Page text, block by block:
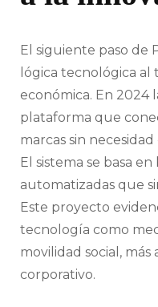
El siguiente paso de
lógica tecnológica
económica. En 2024
plataforma que
marcas sin
El sistema se basa
automatizadas que
Este proyecto
tecnología como
movilidad social,
corporativo.